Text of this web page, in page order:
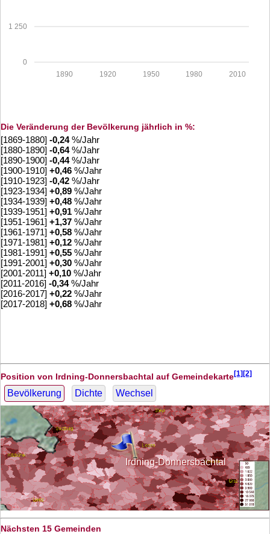
0
1 250
2010
1980
1950
1920
1890
Die Veränderung der Bevölkerung jährlich in %:
[1869-1880] -0,24%/Jahr
[1880-1890] -0,64%/Jahr
[1890-1900] -0,44%/Jahr
[1900-1910] +0,46 %/Jahr
[1910-1923] -0,42 %/Jahr
[1923-1934] +0,89 %/Jahr
[1934-1939] +0,48 %/Jahr
[1939-1951] +0,91 %/Jahr
[1951-1961] +1,37 %/Jahr
[1961-1971] +0,58 %/Jahr
[1971-1981] +0,12 %/Jahr
[1981-1991] +0,55 %/Jahr
[1991-2001] +0,30 %/Jahr
[2001-2011] +0,10 %/Jahr
[2011-2016] -0,34%/Jahr
[2016-2017] +0,22 %/Jahr
[2017-2018] +0,68 %/Jahr
Position von Irdning-Donnersbachtal auf Gemeindekarte[1][2]
Bevölkerung Dichte Wechsel
Irdning-Donnersbachtal
Nächsten 15 Gemeinden